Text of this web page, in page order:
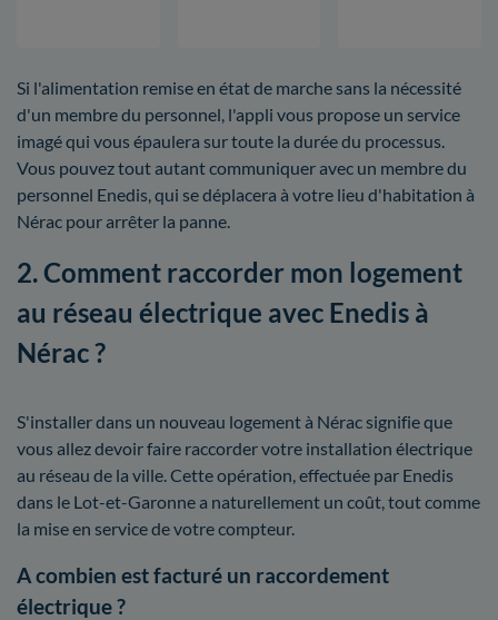
Si l'alimentation remise en état de marche sans la nécessité
d'un membre du personnel, l'appli vous propose un service
imagé qui vous épaulera sur toute la durée du processus.
Vous pouvez tout autant communiquer avec un membre du
personnel Enedis, qui se déplacera à votre lieu d'habitation à
Nérac pour arrêter la panne.
2. Comment raccorder mon logement
au réseau électrique avec Enedis à
Nérac ?
S'installer dans un nouveau logement à Nérac signifie que
vous allez devoir faire raccorder votre installation électrique
au réseau de la ville. Cette opération, effectuée par Enedis
dans le Lot-et-Garonne a naturellement un coût, tout comme
la mise en service de votre compteur.
A combien est facturé un raccordement
électrique ?